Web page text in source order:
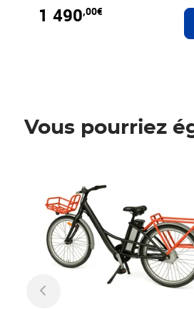
1 490,00€
Vous pourriez